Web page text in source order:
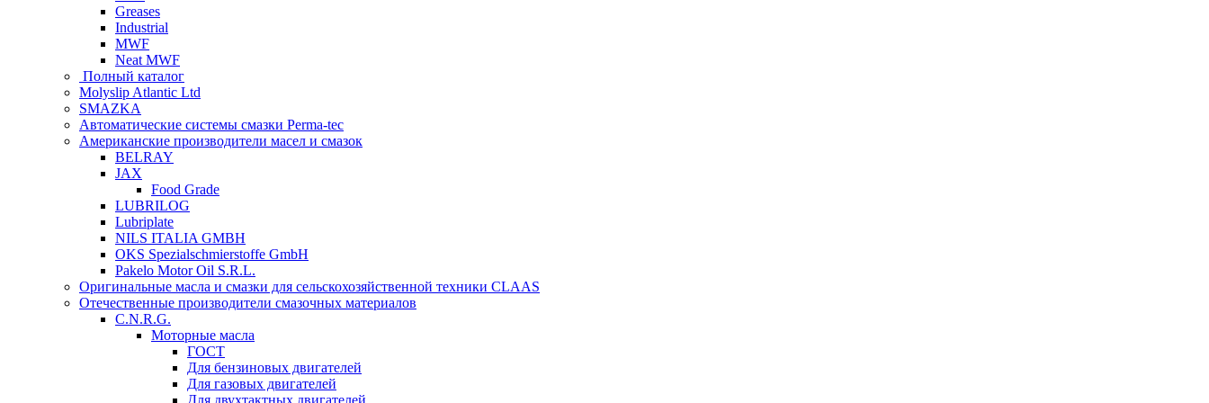
Greases
Industrial
MWF
Neat MWF
Полный каталог
Molyslip Atlantic Ltd
SMAZKA
Автоматические системы смазки Perma-tec
Американские производители масел и смазок
BELRAY
JAX
Food Grade
LUBRILOG
Lubriplate
NILS ITALIA GMBH
OKS Spezialschmierstoffe GmbH
Pakelo Motor Oil S.R.L.
Оригинальные масла и смазки для сельскохозяйственной техники CLAAS
Отечественные производители смазочных материалов
C.N.R.G.
Моторные масла
ГОСТ
Для бензиновых двигателей
Для газовых двигателей
Для двухтактных двигателей